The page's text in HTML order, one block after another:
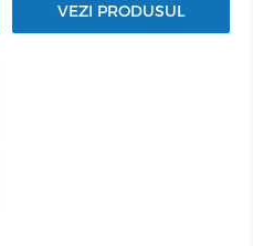
VEZI PRODUSUL